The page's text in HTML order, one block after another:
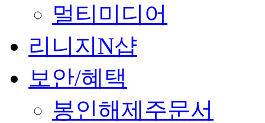
멀티미디어
리니지N샵
보안/혜택
봉인해제주문서